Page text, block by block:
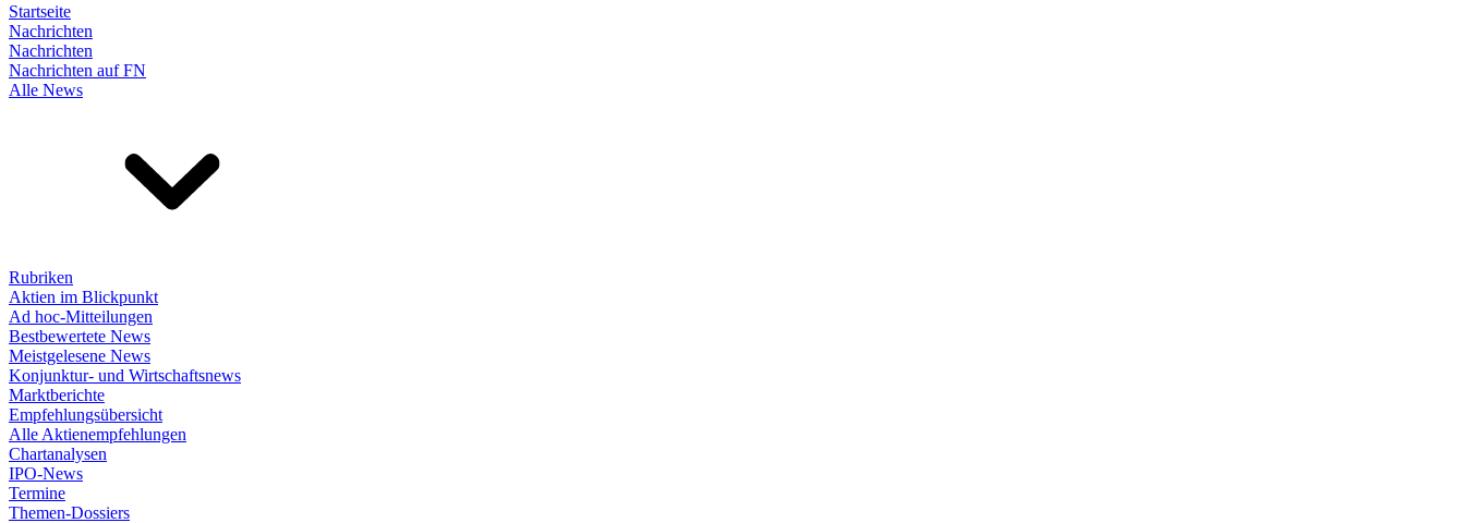
Startseite
Nachrichten
Nachrichten
Nachrichten auf FN
Alle News
Rubriken
Aktien im Blickpunkt
Ad hoc-Mitteilungen
Bestbewertete News
Meistgelesene News
Konjunktur- und Wirtschaftsnews
Marktberichte
Empfehlungsübersicht
Alle Aktienempfehlungen
Chartanalysen
IPO-News
Termine
Themen-Dossiers